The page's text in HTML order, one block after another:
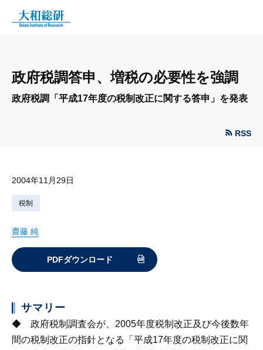
政府税調答申、増税の必要性を強調
政府税調「平成17年度の税制改正に関する答申」を発表
RSS
2004年11月29日
税制
齋藤 純
PDFダウンロード
サマリー
◆ 政府税制調査会が、2005年度税制改正及び今後数年
間の税制改正の指針となる「平成17年度の税制改正に関